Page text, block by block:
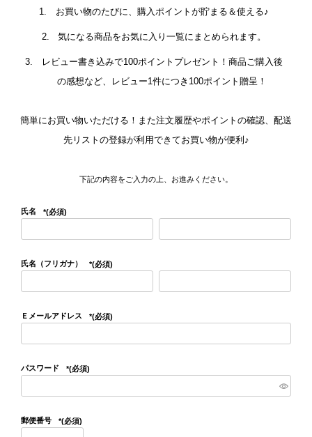
お買い物のたびに、購入ポイントが貯まる＆使える♪
気になる商品をお気に入り一覧にまとめられます。
レビュー書き込みで100ポイントプレゼント！商品ご購入後
の感想など、レビュー1件につき100ポイント贈呈！
簡単にお買い物いただける！また注文履歴やポイントの確認、配送
先リストの登録が利用できてお買い物が便利♪
下記の内容をご入力の上、お進みください。
氏名 (必須)
氏名（フリガナ） (必須)
Ｅメールアドレス (必須)
パスワード (必須)
郵便番号 (必須)